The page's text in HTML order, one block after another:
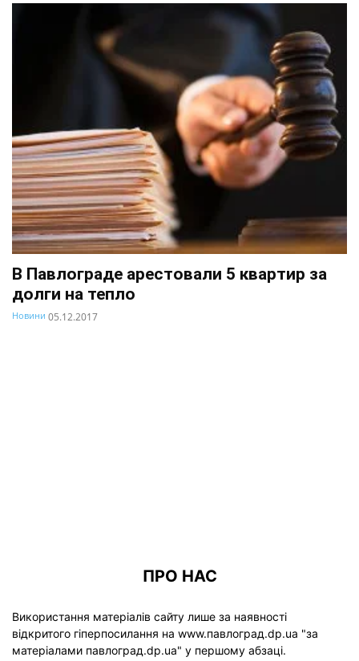
В Павлограде арестовали 5 квартир за
долги на тепло
Новини 05.12.2017
ПРО НАС
Використання матеріалів сайту лише за наявності
відкритого гіперпосилання на www.павлоград.dp.ua "за
матеріалами павлоград.dp.ua" у першому абзаці.